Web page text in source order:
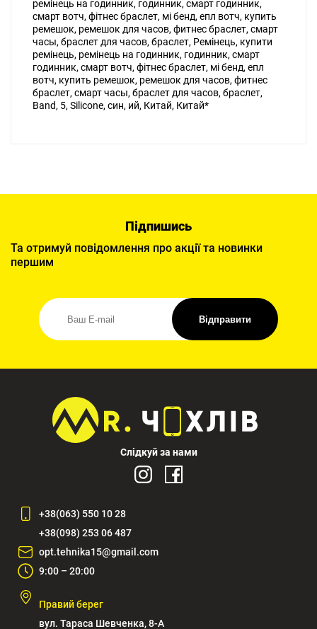
ремінець на годинник, годинник, смарт годинник,
смарт вотч, фітнес браслет, мі бенд, епл вотч, купить
ремешок, ремешок для часов, фитнес браслет, смарт
часы, браслет для часов, браслет, Ремінець, купити
ремінець, ремінець на годинник, годинник, смарт
годинник, смарт вотч, фітнес браслет, мі бенд, епл
вотч, купить ремешок, ремешок для часов, фитнес
браслет, смарт часы, браслет для часов, браслет,
Band, 5, Silicone, син, ий, Китай, Китай*
Підпишись
Та отримуй повідомлення про акції та новинки
першим
Відправити
Слідкуй за нами
+38(063) 550 10 28
+38(098) 253 06 487
opt.tehnika15@gmail.com
9:00 – 20:00
Правий берег
вул. Тараса Шевченка, 8-А